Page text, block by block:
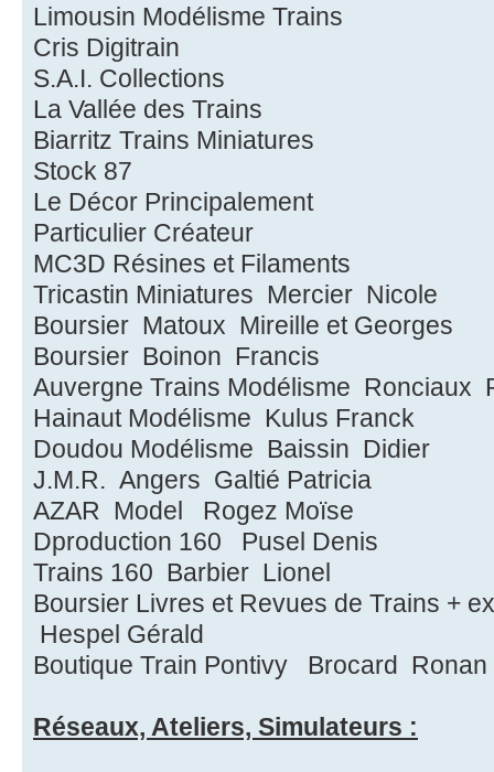
Limousin Modélisme Trains
Cris Digitrain
S.A.I. Collections
La Vallée des Trains
Biarritz Trains Miniatures
Stock 87
Le Décor Principalement
Particulier Créateur
MC3D Résines et Filaments
Tricastin Miniatures Mercier Nicole
Boursier Matoux Mireille et Georges
Boursier Boinon Francis
Auvergne Trains Modélisme Ronciaux
Hainaut Modélisme Kulus Franck
Doudou Modélisme Baissin Didier
J.M.R. Angers Galtié Patricia
AZAR Model Rogez Moïse
Dproduction 160 Pusel Denis
Trains 160 Barbier Lionel
Boursier Livres et Revues de Trains +
Hespel Gérald
Boutique Train Pontivy Brocard Ronan
Réseaux, Ateliers, Simulateurs :